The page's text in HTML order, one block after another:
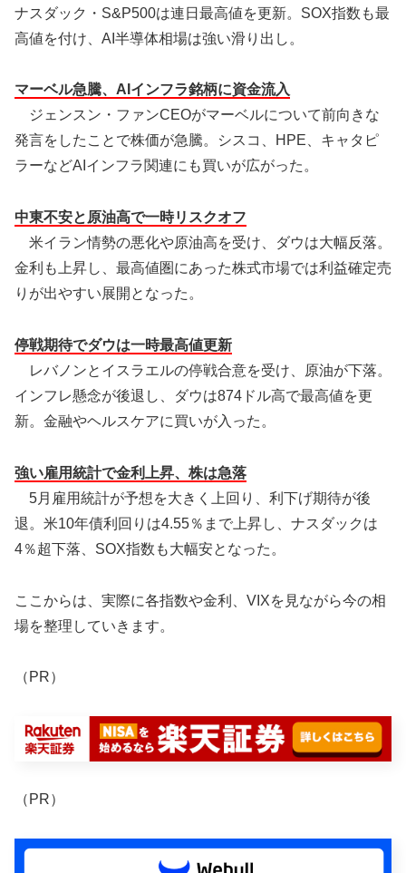
ナスダック・S&P500は連日最高値を更新。SOX指数も最
高値を付け、AI半導体相場は強い滑り出し。
マーベル急騰、AIインフラ銘柄に資金流入
ジェンスン・ファンCEOがマーベルについて前向きな
発言をしたことで株価が急騰。シスコ、HPE、キャタピ
ラーなどAIインフラ関連にも買いが広がった。
中東不安と原油高で一時リスクオフ
米イラン情勢の悪化や原油高を受け、ダウは大幅反落。
金利も上昇し、最高値圏にあった株式市場では利益確定売
りが出やすい展開となった。
停戦期待でダウは一時最高値更新
レバノンとイスラエルの停戦合意を受け、原油が下落。
インフレ懸念が後退し、ダウは874ドル高で最高値を更
新。金融やヘルスケアに買いが入った。
強い雇用統計で金利上昇、株は急落
5月雇用統計が予想を大きく上回り、利下げ期待が後
退。米10年債利回りは4.55％まで上昇し、ナスダックは
4％超下落、SOX指数も大幅安となった。
ここからは、実際に各指数や金利、VIXを見ながら今の相
場を整理していきます。
（PR）
（PR）